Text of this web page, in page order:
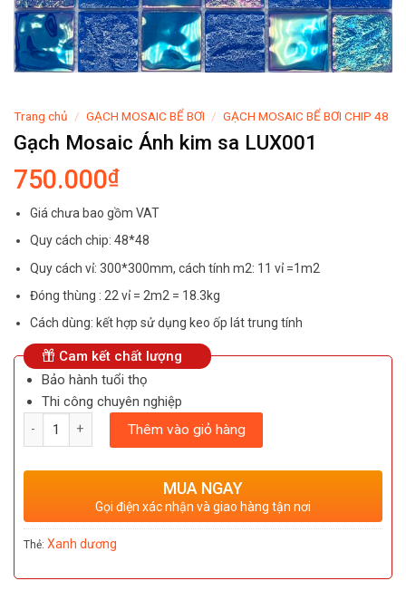
Trang chủ / GẠCH MOSAIC BỂ BƠI / GẠCH MOSAIC BỂ BƠI CHIP 48
Gạch Mosaic Ánh kim sa LUX001
750.000₫
Giá chưa bao gồm VAT
Quy cách chip: 48*48
Quy cách vỉ: 300*300mm, cách tính m2: 11 vỉ =1m2
Đóng thùng : 22 vỉ = 2m2 = 18.3kg
Cách dùng: kết hợp sử dụng keo ốp lát trung tính
Cam kết chất lượng
Bảo hành tuổi thọ
Thi công chuyên nghiệp
Số lượng
Thêm vào giỏ hàng
MUA NGAY
Gọi điện xác nhận và giao hàng tận nơi
Thẻ: Xanh dương